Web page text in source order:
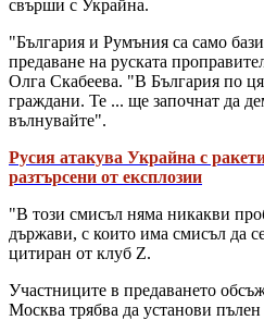
свърши с Украйна.
"България и Румъния са само
предаване на руската
Олга Скабеева. "В България по
граждани. Те ... ще започнат да
вълнувайте".
Русия атакува Украйна с
разтърсени от експлозии
"В този смисъл няма никакви
държави, с които има смисъл да
цитиран от клуб Z.
Участниците в предаването
Москва трябва да установи